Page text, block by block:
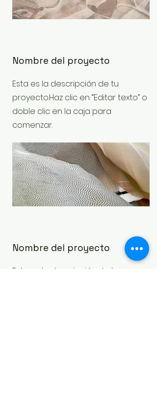
Nombre del proyecto
Esta es la descripción de tu
proyecto.Haz clic en “Editar texto” o
doble clic en la caja para
comenzar.
Nombre del proyecto
Esta es la descripción de tu